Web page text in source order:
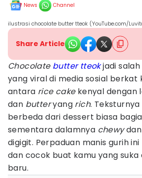
News Channel
ilustrasi chocolate butter tteok (YouTube.com/
Share Article
Chocolate butter tteokjadi
yang viral di media sosial berkat
antara rice cakekenyal dengan
dan butteryang rich.
berbeda dari dessert biasa
sementara dalamnya chewydan
digigit. Perpaduan manis gurih
dan cocok buat kamu yang suka
baru.